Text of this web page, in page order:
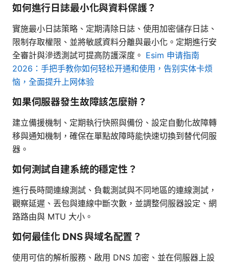
如何進行日誌最小化與資料保護？
實施最小日誌策略、定期清除日誌、使用加密儲存日誌、
限制存取權限、並將敏感資料分離與最小化。定期進行安
全審計與滲透測試可提高防護深度。 Esim 申请指南
2026：手把手教你如何轻松开通和使用，告别实体卡烦
恼，全面提升上网体验
如果伺服器發生故障該怎麼辦？
建立備援機制、定期執行快照與備份、設定自動化故障轉
移與通知機制，確保在單點故障時能快速切換到替代伺服
器。
如何測試自建系統的穩定性？
進行長時間連線測試、負載測試與不同地區的連線測試，
觀察延遲、丟包與連線中斷次數，並調整伺服器設定、網
路路由與 MTU 大小。
如何最佳化 DNS 與域名配置？
使用可信的解析服務、啟用 DNS 加密、並在伺服器上設